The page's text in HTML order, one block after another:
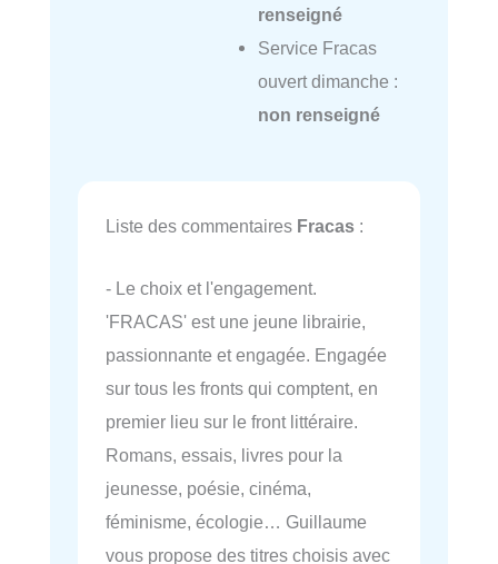
renseigné
Service Fracas
ouvert dimanche :
non renseigné
Liste des commentaires Fracas :
- Le choix et l'engagement.
'FRACAS' est une jeune librairie,
passionnante et engagée. Engagée
sur tous les fronts qui comptent, en
premier lieu sur le front littéraire.
Romans, essais, livres pour la
jeunesse, poésie, cinéma,
féminisme, écologie… Guillaume
vous propose des titres choisis avec